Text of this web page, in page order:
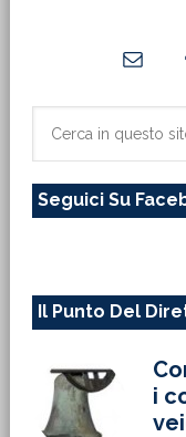
primaria
sito
Seguici Su
Il Punto Del
i